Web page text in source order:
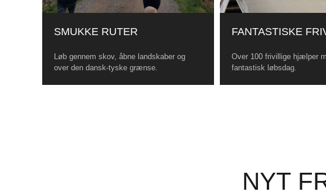
SMUKKE RUTER
Løb gennem skov, åbne landskaber og
over den dansk-tyske grænse.
FANTASTISKE
Over 100 frivillige hjælper
fantastisk løbsdag.
NYT